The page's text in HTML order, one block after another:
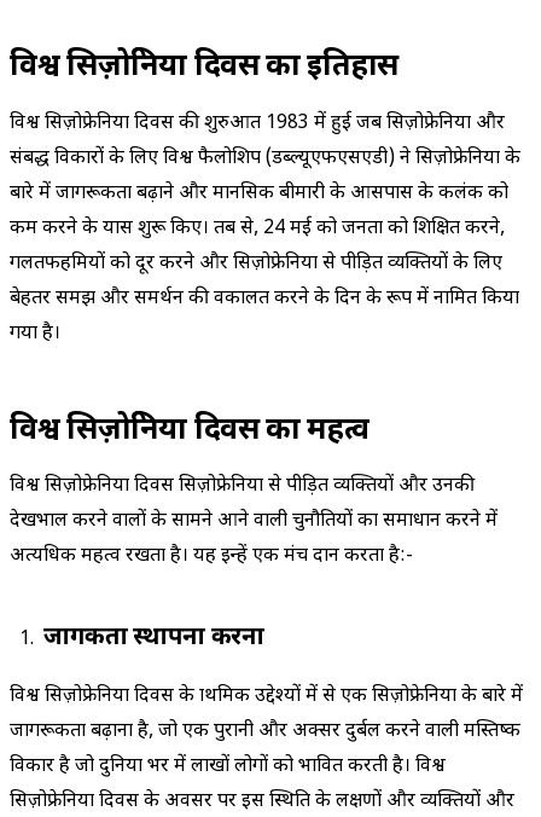
विश्व सिज़ोफ्रेनिया दिवस का इतिहास
विश्व सिज़ोफ्रेनिया दिवस की शुरुआत 1983 में हुई जब सिज़ोफ्रेनिया और
संबद्ध विकारों के लिए विश्व फैलोशिप (डब्ल्यूएफएसएडी) ने सिज़ोफ्रेनिया के
बारे में जागरूकता बढ़ाने और मानसिक बीमारी के आसपास के कलंक को
कम करने के प्रयास शुरू किए। तब से, 24 मई को जनता को शिक्षित करने,
गलतफहमियों को दूर करने और सिज़ोफ्रेनिया से पीड़ित व्यक्तियों के लिए
बेहतर समझ और समर्थन की वकालत करने के दिन के रूप में नामित किया
गया है।
विश्व सिज़ोफ्रेनिया दिवस का महत्व
विश्व सिज़ोफ्रेनिया दिवस सिज़ोफ्रेनिया से पीड़ित व्यक्तियों और उनकी
देखभाल करने वालों के सामने आने वाली चुनौतियों का समाधान करने में
अत्यधिक महत्व रखता है। यह इन्हें एक मंच प्रदान करता है:-
जागरूकता स्थापना करना
विश्व सिज़ोफ्रेनिया दिवस के प्राथमिक उद्देश्यों में से एक सिज़ोफ्रेनिया के बारे में
जागरूकता बढ़ाना है, जो एक पुरानी और अक्सर दुर्बल करने वाली मस्तिष्क
विकार है जो दुनिया भर में लाखों लोगों को प्रभावित करती है। विश्व
सिज़ोफ्रेनिया दिवस के अवसर पर इस स्थिति के लक्षणों और व्यक्तियों और